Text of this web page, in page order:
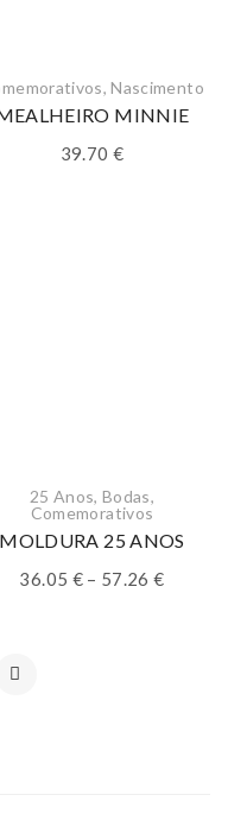
,Nascimento
MINNIE
39.70 €
25 Anos,Bodas,
Comemorativos
MOLDURA 25 ANOS
36.05 € – 57.26€Price